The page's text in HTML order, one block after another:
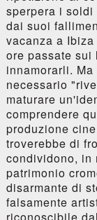
sperpera i
dai suoi
vacanza a
ore passate
innamorarli.
necessario
maturare
comprendere
produzione
troverebbe di
condividono, in
patrimonio
disarmante di
falsamente
riconoscibile